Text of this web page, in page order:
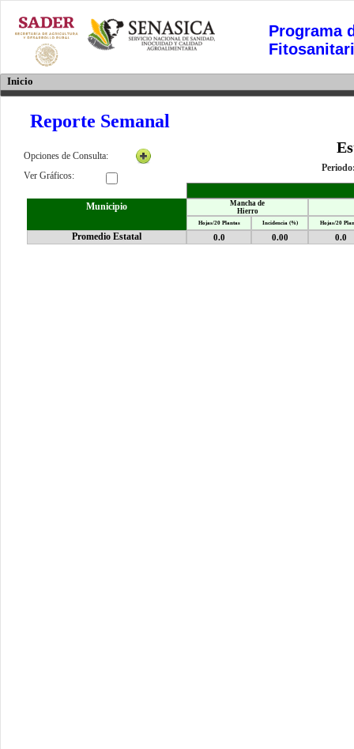
Inicio
Municipio
Mancha de
Hierro
Hojas/20 Plantas Incidencia (%) Hojas/20
Promedio Estatal 0.0 0.00 0.0
Reporte Semanal
Programa
Opciones de Consulta:
Ver Gráficos: